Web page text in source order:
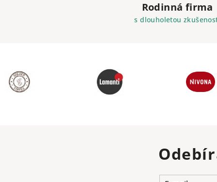
Rodinná firma
s dlouholetou